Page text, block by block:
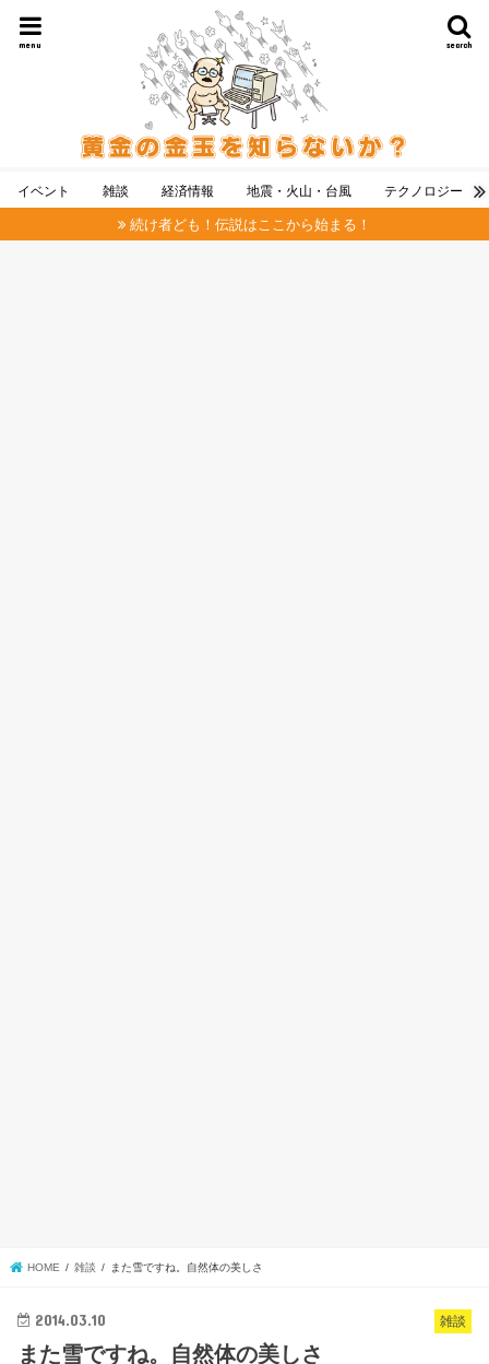
search
menu
イベント 雑談 経済情報 地震・火山・台風 テクノロジー
続け者ども！伝説はここから始まる！
HOME 雑談 また雪ですね。自然体の美しさ
雑談
2014.03.10
また雪ですね。自然体の美しさ